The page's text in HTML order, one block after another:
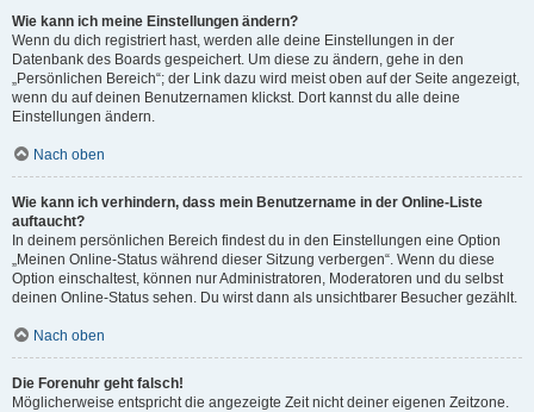
Wie kann ich meine Einstellungen ändern?
Wenn du dich registriert hast, werden alle deine Einstellungen in der
Datenbank des Boards gespeichert. Um diese zu ändern, gehe in den
„Persönlichen Bereich“; der Link dazu wird meist oben auf der Seite angezeigt,
wenn du auf deinen Benutzernamen klickst. Dort kannst du alle deine
Einstellungen ändern.
Nach oben
Wie kann ich verhindern, dass mein Benutzername in der Online-Liste
auftaucht?
In deinem persönlichen Bereich findest du in den Einstellungen eine Option
„Meinen Online-Status während dieser Sitzung verbergen“. Wenn du diese
Option einschaltest, können nur Administratoren, Moderatoren und du selbst
deinen Online-Status sehen. Du wirst dann als unsichtbarer Besucher gezählt.
Nach oben
Die Forenuhr geht falsch!
Möglicherweise entspricht die angezeigte Zeit nicht deiner eigenen Zeitzone.